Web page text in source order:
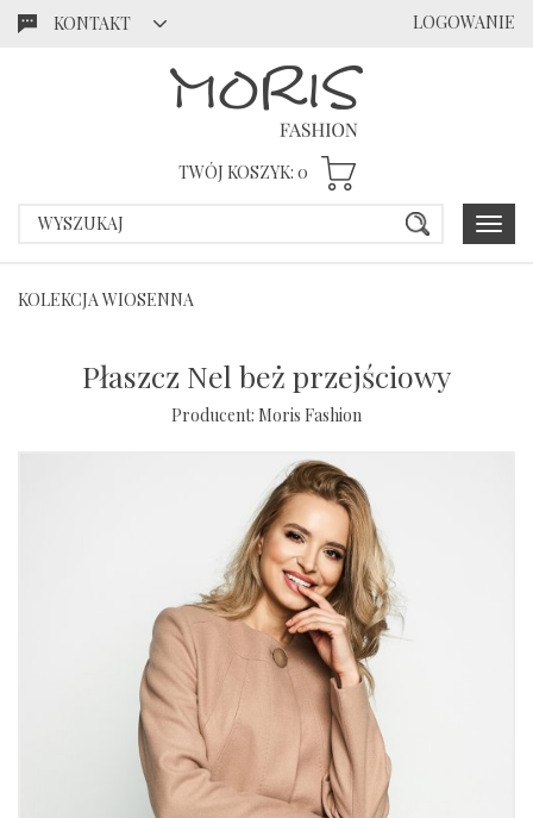
KONTAKT LOGOWANIE
TWÓJ KOSZYK: 0
Pokaż
menu
KOLEKCJA WIOSENNA
Płaszcz Nel beż przejściowy
Producent: Moris Fashion